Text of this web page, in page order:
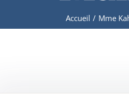
Accueil / Mme